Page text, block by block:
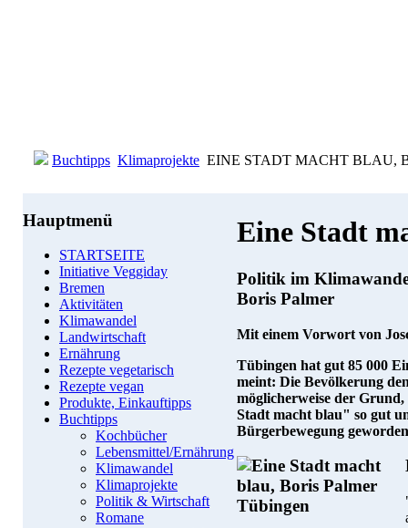
Buchtipps Klimaprojekte EINE STADT MACHT BLAU,
Hauptmenü
STARTSEITE
Initiative Veggiday
Bremen
Aktivitäten
Klimawandel
Landwirtschaft
Ernährung
Rezepte vegetarisch
Rezepte vegan
Produkte, Einkauftipps
Buchtipps
Kochbücher
Lebensmittel/Ernährung
Klimawandel
Klimaprojekte
Politik & Wirtschaft
Romane
Eine Stadt
Politik im
Boris Palmer
Mit einem Vorwort von
Tübingen hat gut 85 000
meint: Die Bevölkerung
möglicherweise der
Stadt macht blau" so gut
Bürgerbewegung